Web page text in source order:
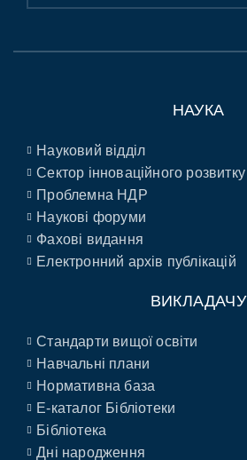
НАУКА
Науковий відділ
Сектор інноваційного розвитку
Проблемна НДР
Наукові форуми
Фахові видання
Електронний архів публікацій
ВИКЛАДАЧУ
Стандарти вищої освіти
Навчальні плани
Нормативна база
E-каталог Бібліотеки
Бібліотека
Дні народження